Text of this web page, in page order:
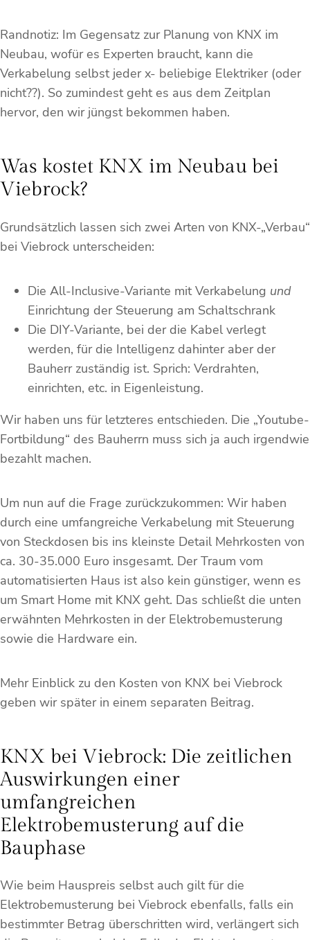
Randnotiz: Im Gegensatz zur Planung von KNX im
Neubau, wofür es Experten braucht, kann die
Verkabelung selbst jeder x- beliebige Elektriker (oder
nicht??). So zumindest geht es aus dem Zeitplan
hervor, den wir jüngst bekommen haben.
Was kostet KNX im Neubau bei
Viebrock?
Grundsätzlich lassen sich zwei Arten von KNX-„Verbau“
bei Viebrock unterscheiden:
Die All-Inclusive-Variante mit Verkabelung und
Einrichtung der Steuerung am Schaltschrank
Die DIY-Variante, bei der die Kabel verlegt
werden, für die Intelligenz dahinter aber der
Bauherr zuständig ist. Sprich: Verdrahten,
einrichten, etc. in Eigenleistung.
Wir haben uns für letzteres entschieden. Die „Youtube-
Fortbildung“ des Bauherrn muss sich ja auch irgendwie
bezahlt machen.
Um nun auf die Frage zurückzukommen: Wir haben
durch eine umfangreiche Verkabelung mit Steuerung
von Steckdosen bis ins kleinste Detail Mehrkosten von
ca. 30-35.000 Euro insgesamt. Der Traum vom
automatisierten Haus ist also kein günstiger, wenn es
um Smart Home mit KNX geht. Das schließt die unten
erwähnten Mehrkosten in der Elektrobemusterung
sowie die Hardware ein.
Mehr Einblick zu den Kosten von KNX bei Viebrock
geben wir später in einem separaten Beitrag.
KNX bei Viebrock: Die zeitlichen
Auswirkungen einer
umfangreichen
Elektrobemusterung auf die
Bauphase
Wie beim Hauspreis selbst auch gilt für die
Elektrobemusterung bei Viebrock ebenfalls, falls ein
bestimmter Betrag überschritten wird, verlängert sich